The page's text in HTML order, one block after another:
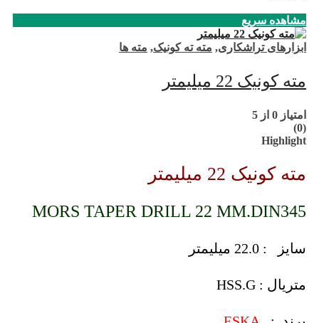
مشاهده سریع
ابزارهای تراشکاری, مته ته کونیک, مته ها
مته کونیک 22 میلیمتر
امتیاز 0 از 5
(0)
Highlight
مته کونیک 22 میلیمتر
MORS TAPER DRILL 22 MM.DIN345
سایز : 22.0 میلیمتر
متریال : HSS.G